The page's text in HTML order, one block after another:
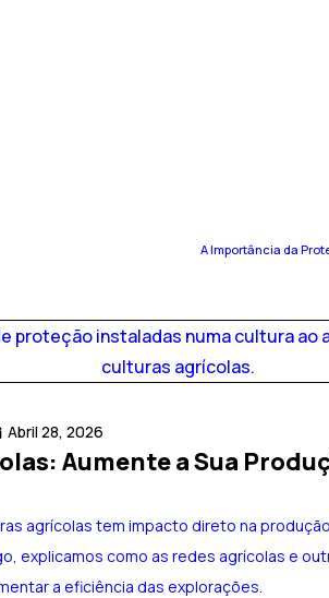
A Importância da
Abril 28, 2026
Aumente a Sua
agrícolas tem impacto direto na
explicamos como as redes agrícolas e
a eficiência das explorações.